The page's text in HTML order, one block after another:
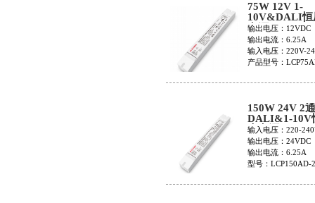
75W 12V 1-
10V&DALI恒
电源
1H12V
输出电压：12VDC
输出电流：6.25A
输入电压：220V-
产品型号：
150W 24V 2
DALI&1-10V
光电源
2H24V-S8
输入电压：220-
输出电压：24VDC
输出电流：6.25A
型号：LCP150AD-